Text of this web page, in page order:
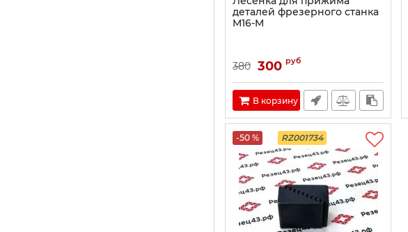
деталей фрезерного станка
M16-M
380 300 руб
В корзину
-50 % RZ001734